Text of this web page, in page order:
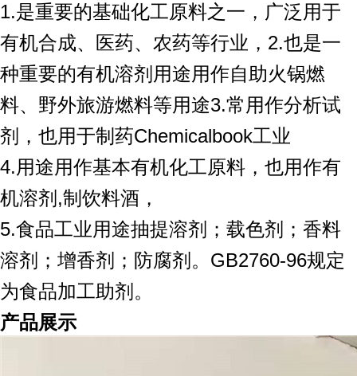
1.是重要的基础化工原料之一，广泛用于
有机合成、医药、农药等行业，2.也是一
种重要的有机溶剂用途用作自助火锅燃
料、野外旅游燃料等用途3.常用作分析试
剂，也用于制药Chemicalbook工业
4.用途用作基本有机化工原料，也用作有
机溶剂,制饮料酒，
5.食品工业用途抽提溶剂；载色剂；香料
溶剂；增香剂；防腐剂。GB2760-96规定
为食品加工助剂。
产品展示